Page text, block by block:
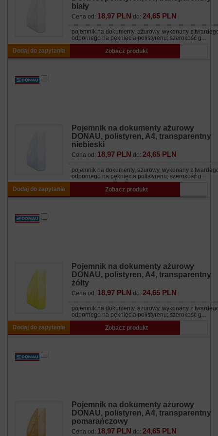
biały
Cena od: 18,97 PLN do: 24,65 PLN
pojemnik na dokumenty, ażurowy, wykonany z
odpornego na pęknięcia polistyrenu; szerokość g...
Dodaj do zapytania
Zobacz produkt
Pojemnik na dokumenty ażurowy
DONAU, polistyren, A4, transparentny
niebieski
Cena od: 18,97 PLN do: 24,65 PLN
pojemnik na dokumenty, ażurowy, wykonany z
odpornego na pęknięcia polistyrenu; szerokość g...
Dodaj do zapytania
Zobacz produkt
Pojemnik na dokumenty ażurowy
DONAU, polistyren, A4, transparentny
żółty
Cena od: 18,97 PLN do: 24,65 PLN
pojemnik na dokumenty, ażurowy, wykonany z
odpornego na pęknięcia polistyrenu; szerokość g...
Dodaj do zapytania
Zobacz produkt
Pojemnik na dokumenty ażurowy
DONAU, polistyren, A4, transparentny
pomarańczowy
Cena od: 18,97 PLN do: 24,65 PLN